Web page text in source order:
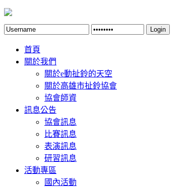
Login
首頁
關於我們
關於e動扯鈴的天空
關於高雄市扯鈴協會
協會師資
訊息公告
協會訊息
比賽訊息
表演訊息
研習訊息
活動專區
國內活動